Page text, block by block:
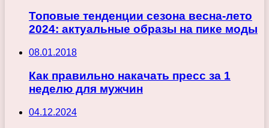
Топовые тенденции сезона весна-лето
2024: актуальные образы на пике моды
08.01.2018
Как правильно накачать пресс за 1
неделю для мужчин
04.12.2024